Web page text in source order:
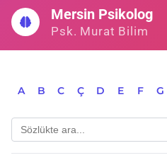
İçeriğe
geç
Mersin Psikolog
Psk. Murat Bilim
A B C Ç D E F G